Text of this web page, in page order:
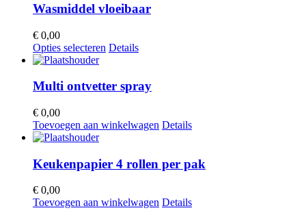
Wasmiddel vloeibaar
€ 0,00
Opties selecteren Dit
meerdere
variaties.
optie
kan
worden
op
Details
Multi ontvetter spray
€ 0,00
Toevoegen aan winkelwagen Details
Keukenpapier 4 rollen per pak
€ 0,00
Toevoegen aan winkelwagen Details